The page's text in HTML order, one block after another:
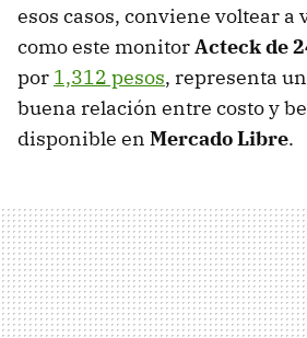
esos casos, conviene voltear a
como este monitorActeck de
por 1,312 pesos, representa
buena relación entre costo y
disponible en Mercado Libre.